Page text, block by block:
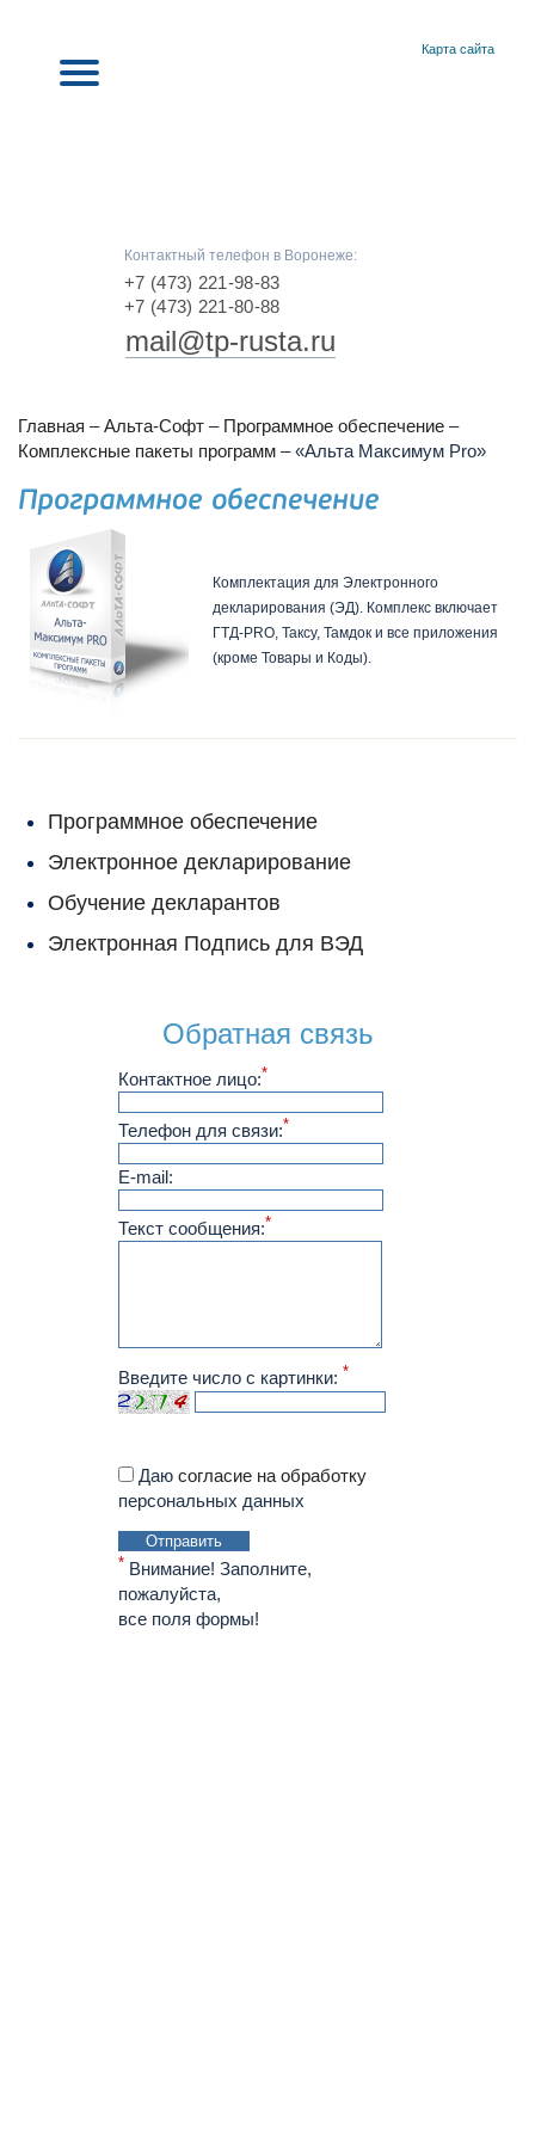
Карта сайта
Контактный телефон в Воронеже:
+7 (473) 221-98-83
+7 (473) 221-80-88
mail@tp-rusta.ru
Главная – Альта-Софт – Программное обеспечение –
Комплексные пакеты программ –«Альта Максимум Pro»
Комплектация для Электронного
декларирования (ЭД). Комплекс включает
ГТД-PRO, Таксу, Тамдок и все приложения
(кроме Товары и Коды).
Программное обеспечение
Электронное декларирование
Обучение декларантов
Электронная Подпись для ВЭД
Обратная связь
Контактное лицо:*
Телефон для связи:*
E-mail:
Текст сообщения:*
Введите число с картинки: *
Даю согласие на обработку
персональных данных
Отправить
* Внимание! Заполните,
пожалуйста,
все поля формы!